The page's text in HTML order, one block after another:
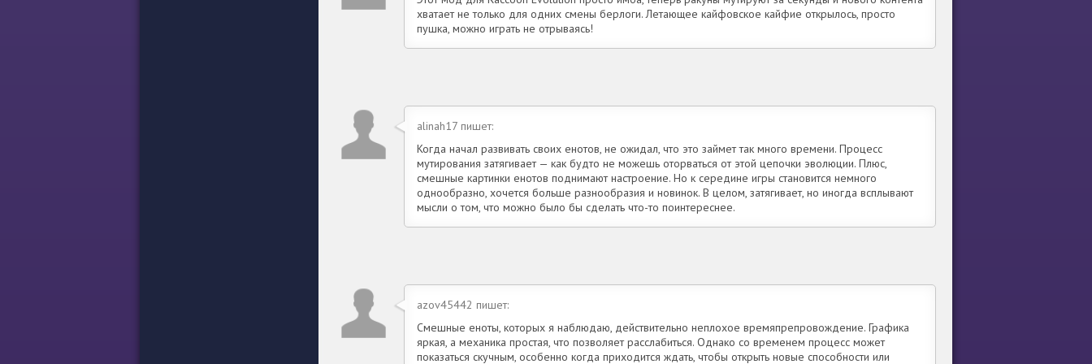
хватает не только для одних смены берлоги. Летающее кайфовское кайфие открылось, просто
пушка, можно играть не отрываясь!
alinah17 пишет:
Когда начал развивать своих енотов, не ожидал, что это займет так много времени. Процесс
мутирования затягивает — как будто не можешь оторваться от этой цепочки эволюции. Плюс,
смешные картинки енотов поднимают настроение. Но к середине игры становится немного
однообразно, хочется больше разнообразия и новинок. В целом, затягивает, но иногда всплывают
мысли о том, что можно было бы сделать что-то поинтереснее.
azov45442 пишет:
Смешные еноты, которых я наблюдаю, действительно неплохое времяпрепровождение. Графика
яркая, а механика простая, что позволяет расслабиться. Однако со временем процесс может
показаться скучным, особенно когда приходится ждать, чтобы открыть новые способности или